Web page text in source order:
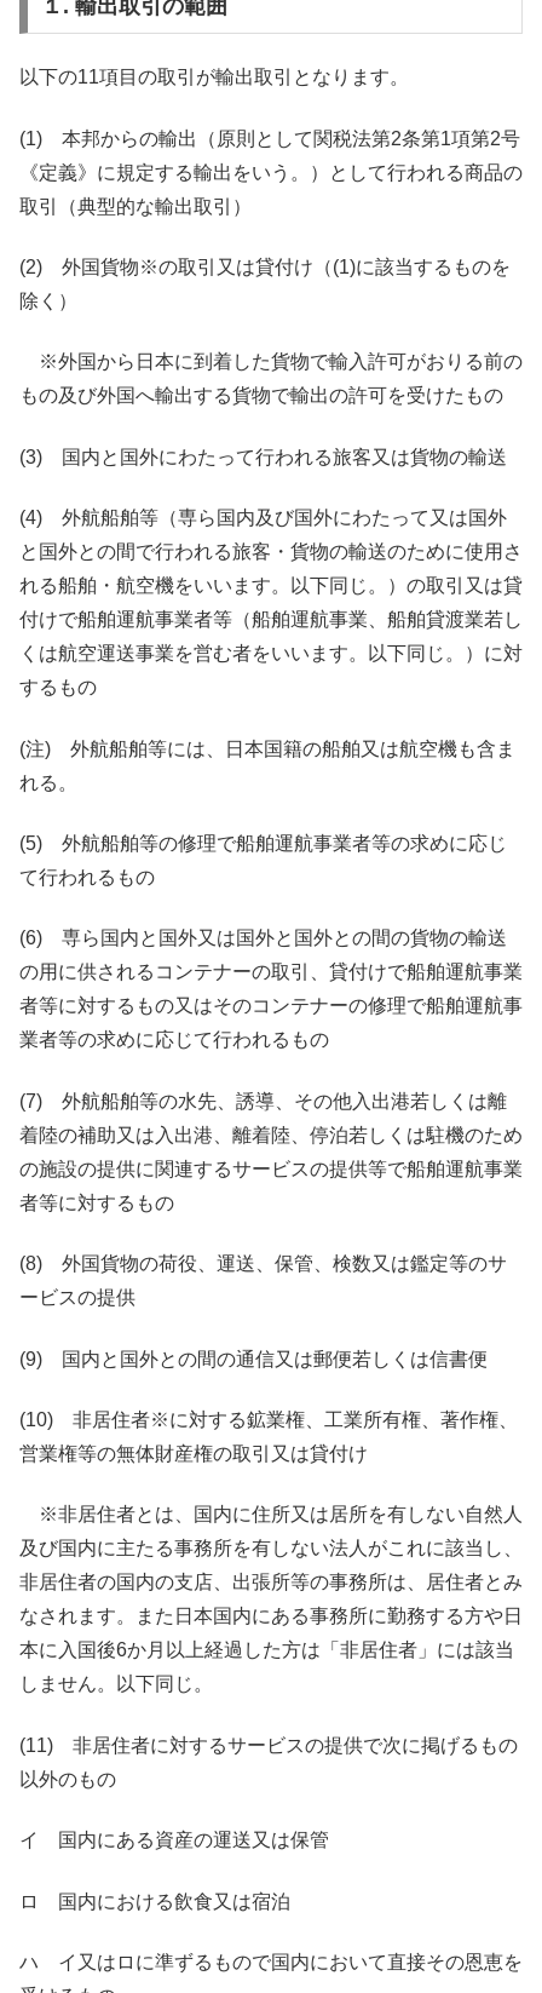
１. 輸出取引の範囲
以下の11項目の取引が輸出取引となります。
(1) 本邦からの輸出（原則として関税法第2条第1項第2号
《定義》に規定する輸出をいう。）として行われる商品の
取引（典型的な輸出取引）
(2) 外国貨物※の取引又は貸付け（(1)に該当するものを
除く）
※外国から日本に到着した貨物で輸入許可がおりる前の
もの及び外国へ輸出する貨物で輸出の許可を受けたもの
(3) 国内と国外にわたって行われる旅客又は貨物の輸送
(4) 外航船舶等（専ら国内及び国外にわたって又は国外
と国外との間で行われる旅客・貨物の輸送のために使用さ
れる船舶・航空機をいいます。以下同じ。）の取引又は貸
付けで船舶運航事業者等（船舶運航事業、船舶貸渡業若し
くは航空運送事業を営む者をいいます。以下同じ。）に対
するもの
(注) 外航船舶等には、日本国籍の船舶又は航空機も含ま
れる。
(5) 外航船舶等の修理で船舶運航事業者等の求めに応じ
て行われるもの
(6) 専ら国内と国外又は国外と国外との間の貨物の輸送
の用に供されるコンテナーの取引、貸付けで船舶運航事業
者等に対するもの又はそのコンテナーの修理で船舶運航事
業者等の求めに応じて行われるもの
(7) 外航船舶等の水先、誘導、その他入出港若しくは離
着陸の補助又は入出港、離着陸、停泊若しくは駐機のため
の施設の提供に関連するサービスの提供等で船舶運航事業
者等に対するもの
(8) 外国貨物の荷役、運送、保管、検数又は鑑定等のサ
ービスの提供
(9) 国内と国外との間の通信又は郵便若しくは信書便
(10) 非居住者※に対する鉱業権、工業所有権、著作権、
営業権等の無体財産権の取引又は貸付け
※非居住者とは、国内に住所又は居所を有しない自然人
及び国内に主たる事務所を有しない法人がこれに該当し、
非居住者の国内の支店、出張所等の事務所は、居住者とみ
なされます。また日本国内にある事務所に勤務する方や日
本に入国後6か月以上経過した方は「非居住者」には該当
しません。以下同じ。
(11) 非居住者に対するサービスの提供で次に掲げるもの
以外のもの
イ 国内にある資産の運送又は保管
ロ 国内における飲食又は宿泊
ハ イ又はロに準ずるもので国内において直接その恩恵を